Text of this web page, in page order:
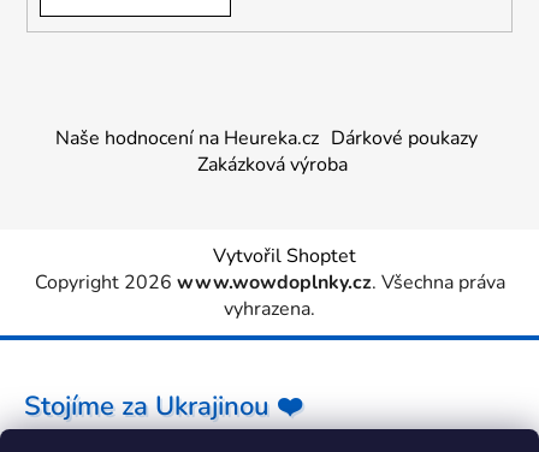
Naše hodnocení na Heureka.cz Dárkové poukazy
Zakázková výroba
Vytvořil Shoptet
Copyright 2026 www.wowdoplnky.cz. Všechna práva
vyhrazena.
Stojíme za Ukrajinou ❤️